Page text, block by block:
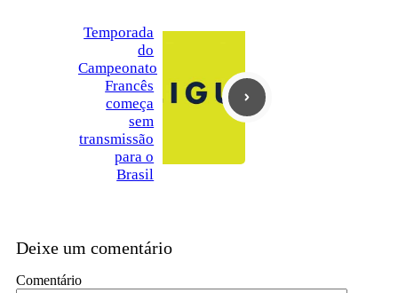
Temporada
do
Campeonato
Francês
começa
sem
transmissão
para o
Brasil
Deixe um comentário
Comentário